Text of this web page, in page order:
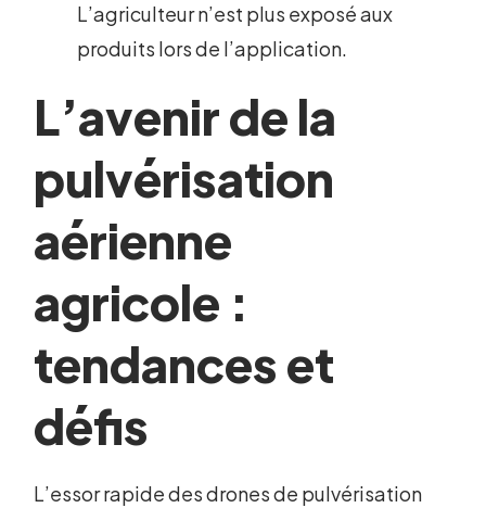
L’agriculteur n’est plus exposé aux
produits lors de l’application.
L’avenir de la
pulvérisation
aérienne
agricole :
tendances et
défis
L’essor rapide des drones de pulvérisation